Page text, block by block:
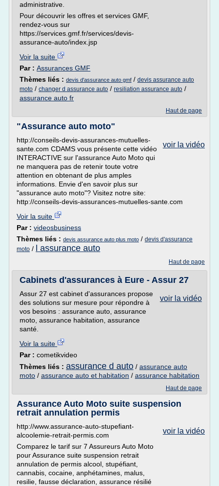
administrative.
Pour découvrir les offres et services GMF,
rendez-vous sur
https://services.gmf.fr/services/devis-
assurance-auto/index.jsp
Voir la suite
Par : Assurances GMF
Thèmes liés : devis d'assurance auto gmf / devis assurance auto
moto / changer d assurance auto / resiliation assurance auto /
assurance auto fr
Haut de page
"Assurance auto moto"
voir la vidéo
http://conseils-devis-assurances-mutuelles-
sante.com CDAMS vous présente cette vidéo
INTERACTIVE sur l'assurance Auto Moto qui
ne manquera pas de retenir toute votre
attention en obtenant de plus amples
informations. Envie d'en savoir plus sur
"assurance auto moto"? Visitez notre site:
http://conseils-devis-assurances-mutuelles-sante.com
Voir la suite
Par : videosbusiness
Thèmes liés : devis assurance auto plus moto / devis d'assurance
moto / l assurance auto
Haut de page
Cabinets d'assurances à Eure - Assur 27
voir la vidéo
Assur 27 est cabinet d'assurances propose
des solutions sur mesure pour répondre à
vos besoins : assurance auto, assurance
moto, assurance habitation, assurance
santé.
Voir la suite
Par : cometikvideo
Thèmes liés : assurance d auto / assurance auto
moto / assurance auto et habitation / assurance habitation
Haut de page
Assurance Auto Moto suite suspension
retrait annulation permis
voir la vidéo
http://www.assurance-auto-stupefiant-
alcoolemie-retrait-permis.com
Comparez le tarif sur 7 Assureurs Auto Moto
pour Assurance suite suspension retrait
annulation de permis alcool, stupéfiant,
cannabis, cocaine, anphétamines, malus,
resilie, fausse déclaration, assurance résilié